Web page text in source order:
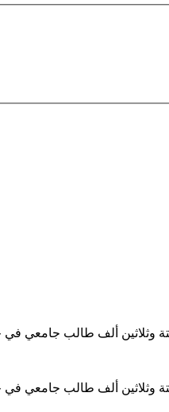
وثلاثين ألف طالب جامعي
وثلاثين ألف طالب جامعي